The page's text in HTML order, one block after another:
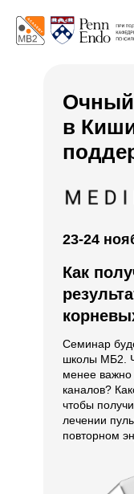
23-24
Как
Семинар
школы МБ2.
менее важно
каналов?
чтобы
лечении
повторном
Очный
в